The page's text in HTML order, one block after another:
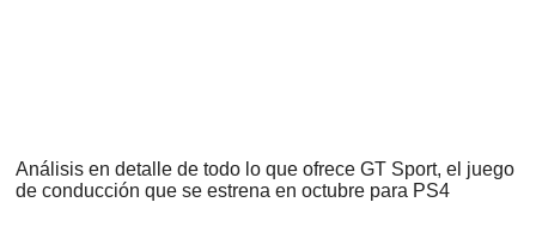
Análisis en detalle de todo lo que ofrece GT Sport, el juego
de conducción que se estrena en octubre para PS4